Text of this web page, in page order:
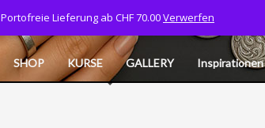
Tel: 077 532 06 40 CART MY ACCOUNT
SHOP KURSE GALLERY Inspirationen
Portofreie Lieferung ab CHF 70.00Verwerfen